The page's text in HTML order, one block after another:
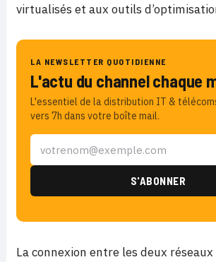
virtualisés et aux outils
LA NEWSLETTER QUOTIDIENNE
L'actu du channel chaque
L'essentiel de la distribution IT &
vers 7h dans votre boîte mail.
La connexion entre les deux